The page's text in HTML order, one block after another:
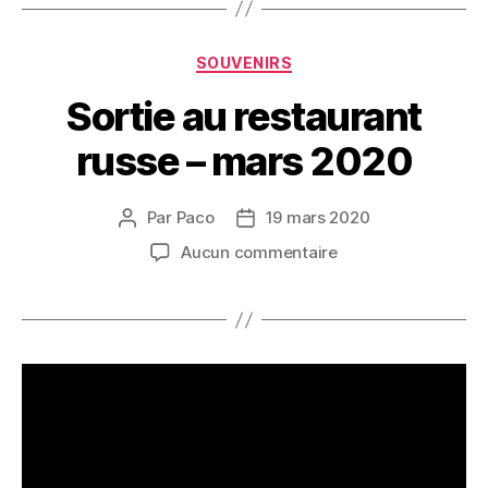
Catégories
SOUVENIRS
Sortie au restaurant
russe – mars 2020
Auteur
l’article
Par Paco
Date19 mars 2020
Aucun commentairesur
restaurant
–